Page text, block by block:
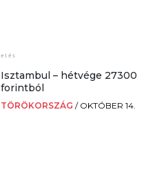
Isztambul – hétvége 27300
forintból
TÖRÖKORSZÁG / OKTÓBER 14.